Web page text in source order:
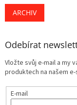
ARCHIV
Odebírat
Vložte svůj e-mail a my
produktech na našem e-
E-mail